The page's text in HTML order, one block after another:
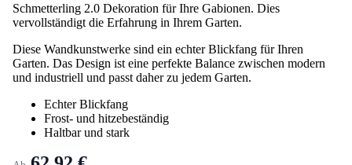
Schmetterling 2.0 Dekoration für Ihre Gabionen. Dies
vervollständigt die Erfahrung in Ihrem Garten.
Diese Wandkunstwerke sind ein echter Blickfang für Ihren
Garten. Das Design ist eine perfekte Balance zwischen modern
und industriell und passt daher zu jedem Garten.
Echter Blickfang
Frost- und hitzebeständig
Haltbar und stark